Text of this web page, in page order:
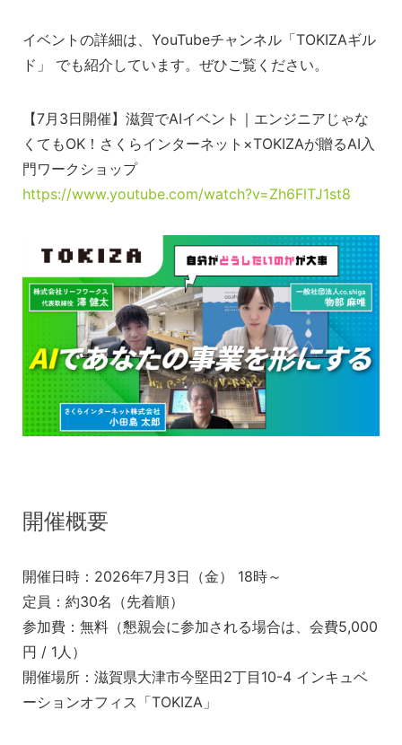
イベントの詳細は、YouTubeチャンネル「TOKIZAギル
ド」 でも紹介しています。ぜひご覧ください。
【7月3日開催】滋賀でAIイベント｜エンジニアじゃな
くてもOK！さくらインターネット×TOKIZAが贈るAI入
門ワークショップ
https://www.youtube.com/watch?v=Zh6FlTJ1st8
開催概要
開催日時：2026年7月3日（金） 18時～
定員：約30名（先着順）
参加費：無料（懇親会に参加される場合は、会費5,000
円 / 1人）
開催場所：滋賀県大津市今堅田2丁目10-4 インキュベ
ーションオフィス「TOKIZA」